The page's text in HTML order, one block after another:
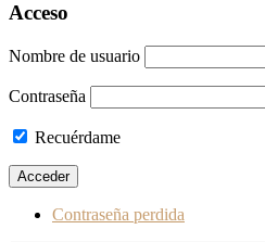
a
las
entradas
Acceso
Nombre de usuario
Contraseña
Recuérdame
Contraseña perdida